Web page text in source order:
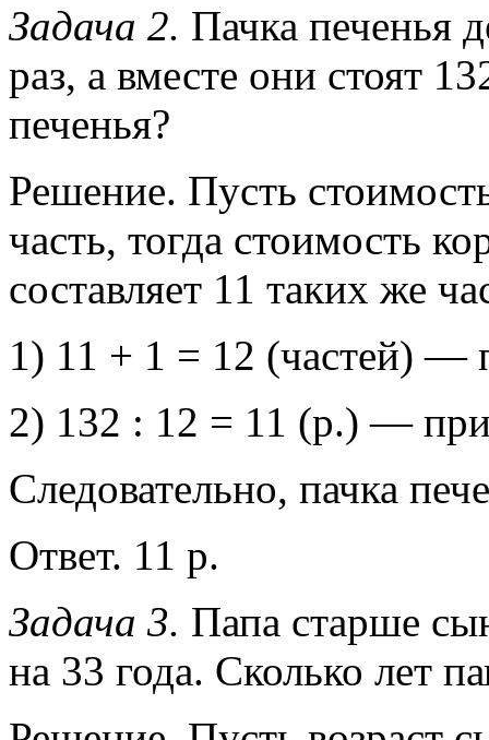
Задача 2. Пачка печенья
раз, а вместе они стоят
печенья?
Решение. Пусть
часть, тогда стоимость
составляет 11 таких же
1) 11 + 1 = 12 (частей) —
2) 132 : 12 = 11 (р.) —
Следовательно, пачка
Ответ. 11 р.
Задача 3. Папа старше
на 33 года. Сколько лет